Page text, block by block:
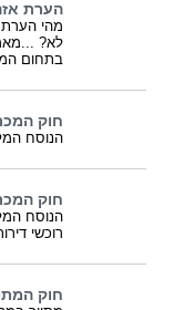
הערת
מהי
לא?
בתחום
חוק המכר
הנוסח
חוק
הנוסח
רוכשי
חוק